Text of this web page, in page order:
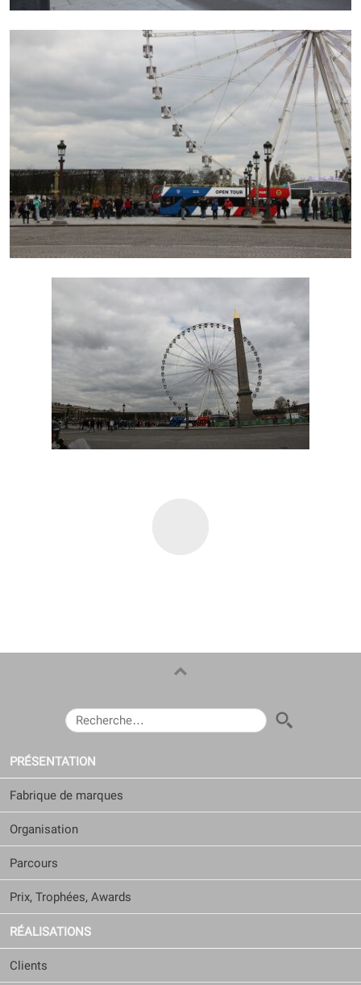
RECHERCHER :
PRÉSENTATION
Fabrique de marques
Organisation
Parcours
Prix, Trophées, Awards
RÉALISATIONS
Clients